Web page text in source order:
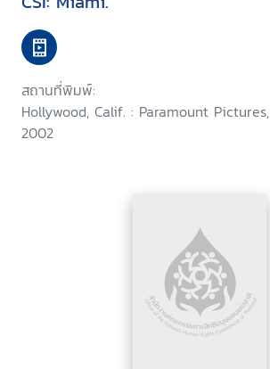
สถานที่พิมพ์:
Hollywood, Calif. : Paramount Pictures,
2002